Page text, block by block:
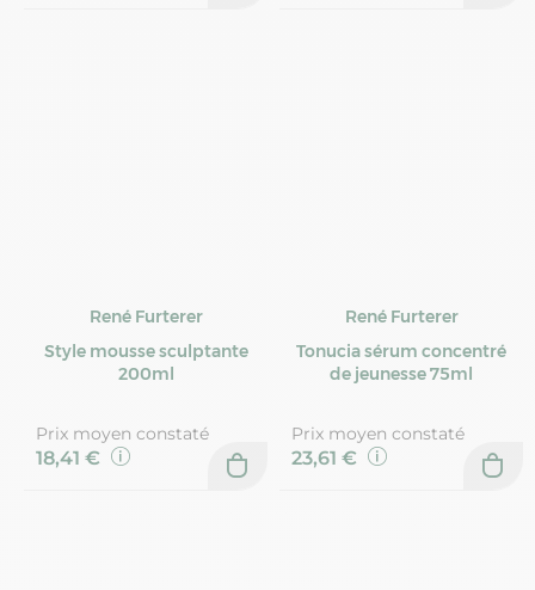
René Furterer
Style mousse sculptante
200ml
Prix moyen constaté
18,41 €
René Furterer
Tonucia sérum concentré
de jeunesse 75ml
Prix moyen constaté
23,61 €